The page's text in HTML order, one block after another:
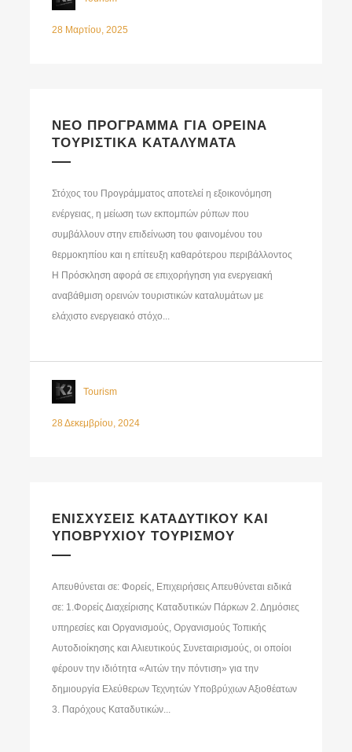
28 Μαρτίου, 2025
ΝΕΟ ΠΡΟΓΡΑΜΜΑ ΓΙΑ ΟΡΕΙΝΑ
ΤΟΥΡΙΣΤΙΚΑ ΚΑΤΑΛΥΜΑΤΑ
Στόχος του Προγράμματος αποτελεί η εξοικονόμηση
ενέργειας, η μείωση των εκπομπών ρύπων που
συμβάλλουν στην επιδείνωση του φαινομένου του
θερμοκηπίου και η επίτευξη καθαρότερου περιβάλλοντος
Η Πρόσκληση αφορά σε επιχορήγηση για ενεργειακή
αναβάθμιση ορεινών τουριστικών καταλυμάτων με
ελάχιστο ενεργειακό στόχο...
Tourism
28 Δεκεμβρίου, 2024
ΕΝΙΣΧΥΣΕΙΣ ΚΑΤΑΔΥΤΙΚΟΥ ΚΑΙ
ΥΠΟΒΡΥΧΙΟΥ ΤΟΥΡΙΣΜΟΥ
Απευθύνεται σε: Φορείς, Επιχειρήσεις Απευθύνεται ειδικά
σε: 1.Φορείς Διαχείρισης Καταδυτικών Πάρκων 2. Δημόσιες
υπηρεσίες και Οργανισμούς, Οργανισμούς Τοπικής
Αυτοδιοίκησης και Αλιευτικούς Συνεταιρισμούς, οι οποίοι
φέρουν την ιδιότητα «Αιτών την πόντιση» για την
δημιουργία Ελεύθερων Τεχνητών Υποβρύχιων Αξιοθέατων
3. Παρόχους Καταδυτικών...